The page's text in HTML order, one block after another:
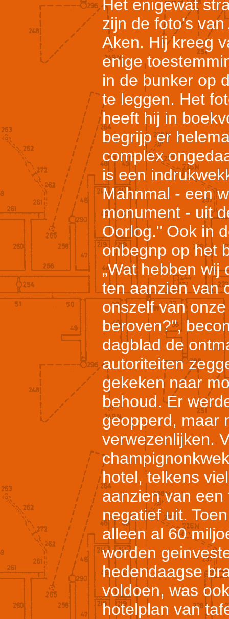
Het enigewat
zijn de foto's
Aken. Hij kreeg
enige
in de bunker op
te leggen. Het
heeft hij in
begrijp er
complex
is een
Mahnmal - een
monument - uit
Oorlog." Ook in
onbegnp op het
„Wat hebben wij
ten aanzien van
onszelf van
beroven?",
dagblad de
autoriteiten
gekeken naar
behoud. Er
geopperd, maar
verwezenlijken.
hotel, telkens
aanzien van
negatief uit.
alleen al 60
worden
hedendaagse
voldoen, was
hotelplan van